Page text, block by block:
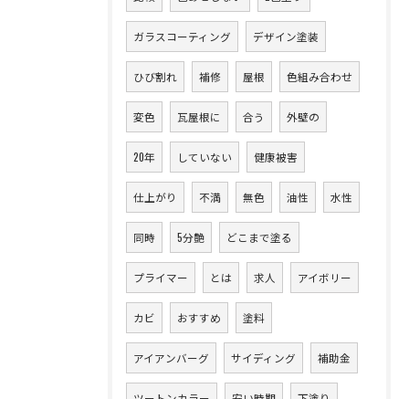
ガラスコーティング デザイン塗装
ひび割れ 補修 屋根 色組み合わせ
変色 瓦屋根に 合う 外壁の
20年 していない 健康被害
仕上がり 不満 無色 油性 水性
同時 5分艶 どこまで塗る
プライマー とは 求人 アイボリー
カビ おすすめ 塗料
アイアンバーグ サイディング 補助金